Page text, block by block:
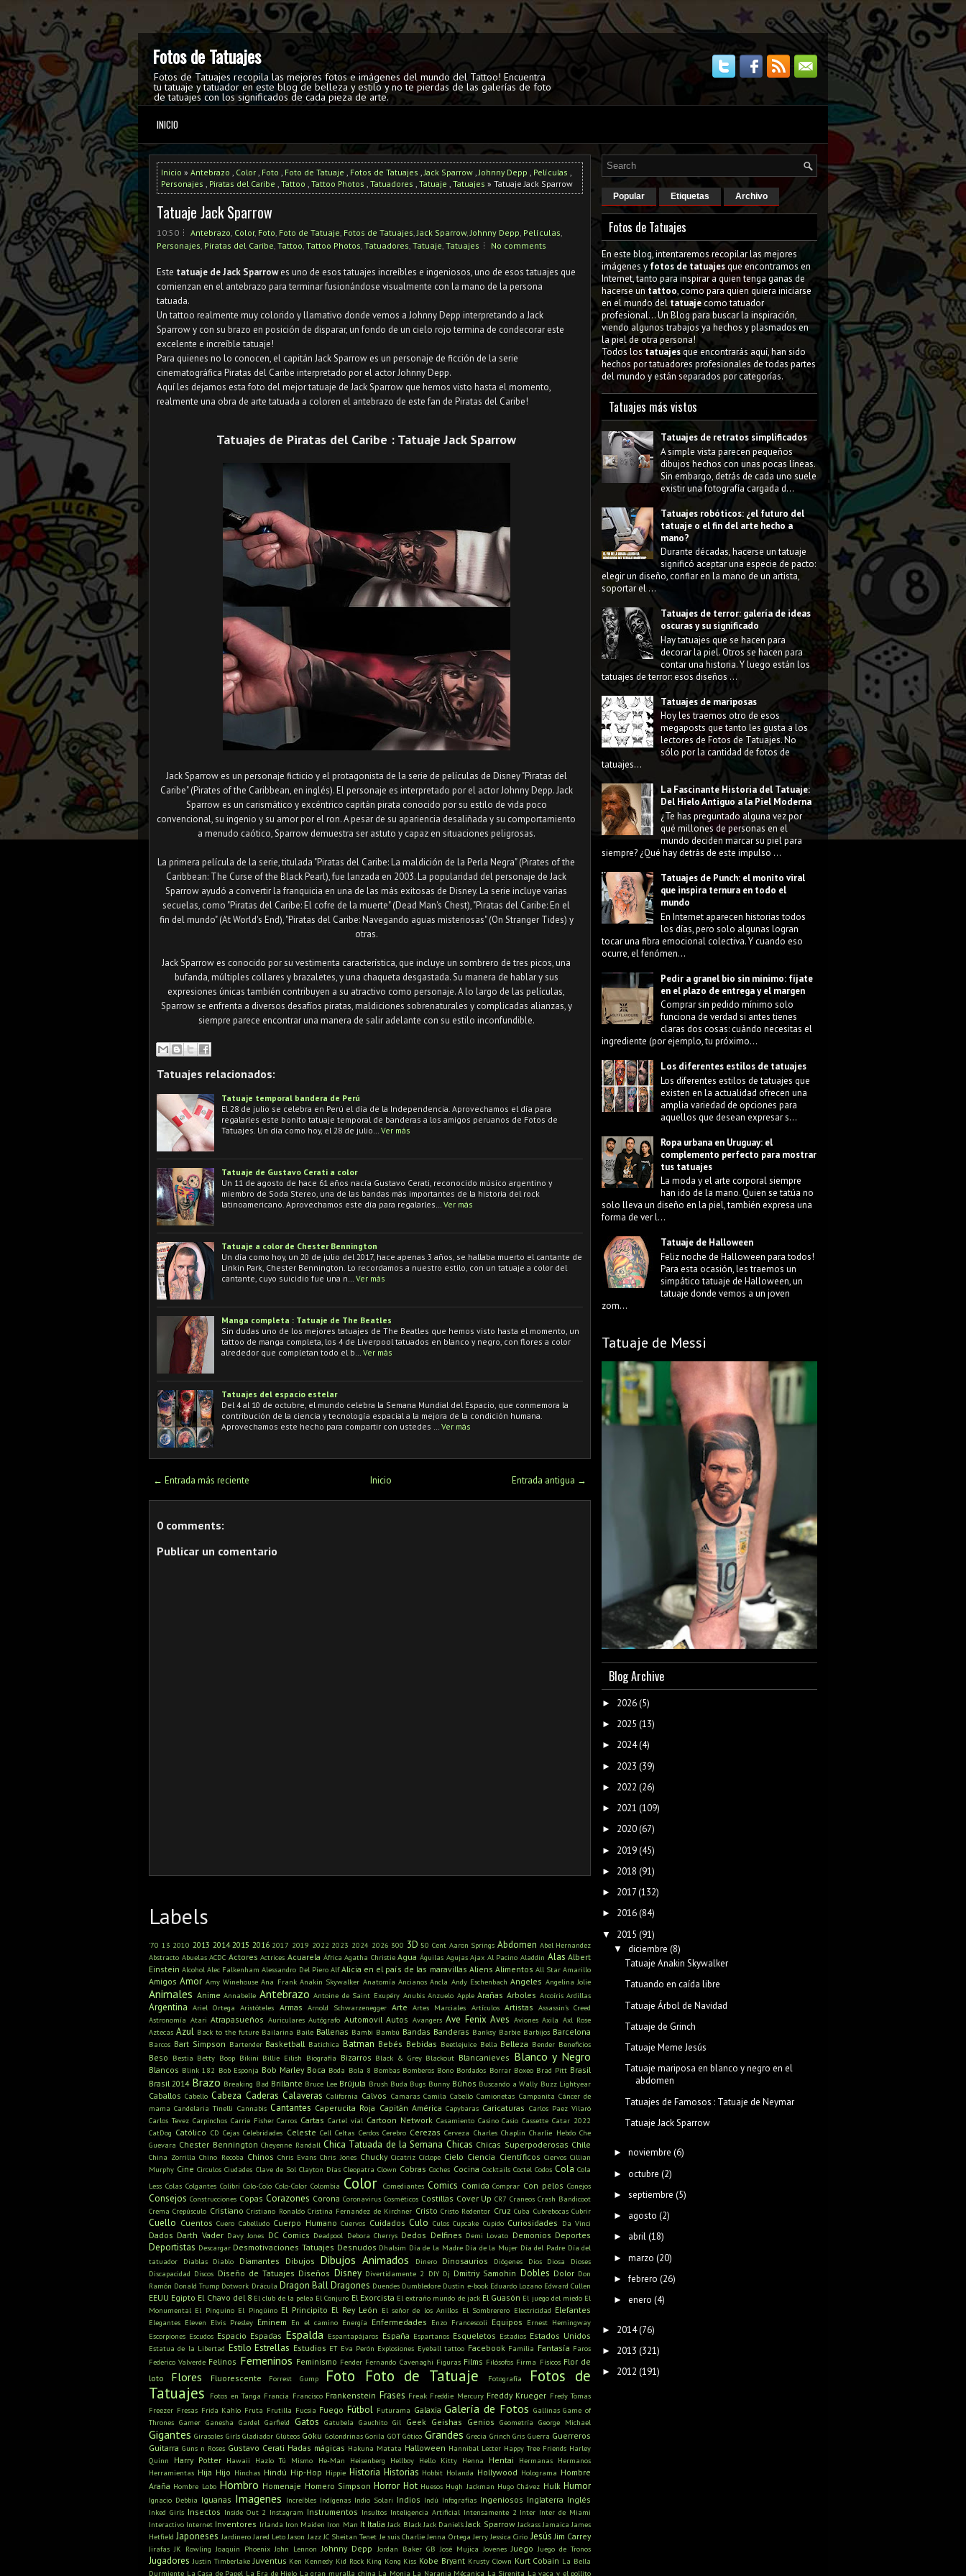
Fotos de Tatuajes
Fotos de Tatuajes recopila las mejores fotos e imágenes del mundo del Tattoo! Encuentra
tu tatuaje y tatuador en este blog de belleza y estilo y no te pierdas de las galerías de foto
de tatuajes con los significados de cada pieza de arte.
INICIO
Inicio » Antebrazo , Color , Foto , Foto de Tatuaje , Fotos de Tatuajes ,Jack Sparrow ,Johnny Depp , Películas ,
Personajes , Piratas del Caribe , Tattoo , Tattoo Photos , Tatuadores , Tatuaje , Tatuajes » Tatuaje Jack Sparrow
Tatuaje Jack Sparrow
10:50 Antebrazo, Color, Foto, Foto de Tatuaje, Fotos de Tatuajes,Jack Sparrow,Johnny Depp, Películas,
Personajes, Piratas del Caribe, Tattoo, Tattoo Photos, Tatuadores, Tatuaje, Tatuajes No comments
Este tatuaje de Jack Sparrowes uno de esos tatuajes increíbles e ingeniosos, uno de esos tatuajes que
comienzan en el antebrazo para terminar fusionándose visualmente con la mano de la persona
tatuada.
Un tattoo realmente muy colorido y llamativo donde vemos a Johnny Depp interpretando a Jack
Sparrow y con su brazo en posición de disparar, un fondo de un cielo rojo termina de condecorar este
excelente e increíble tatuaje!
Para quienes no lo conocen, el capitán Jack Sparrow es un personaje de ficción de la serie
cinematográfica Piratas del Caribe interpretado por el actor Johnny Depp.
Aquí les dejamos esta foto del mejor tatuaje de Jack Sparrow que hemos visto hasta el momento,
realmente una obra de arte tatuada a coloren el antebrazo de este fan de Piratas del Caribe!
Tatuajes de Piratas del Caribe : Tatuaje Jack Sparrow
Jack Sparrow es un personaje ficticio y el protagonista de la serie de películas de Disney "Piratas del
Caribe" (Pirates of the Caribbean, en inglés). El personaje es interpretado por el actor Johnny Depp. Jack
Sparrow es un carismático y excéntrico capitán pirata conocido por su estilo de vida poco
convencional, su ingenio y su amor por el ron. A pesar de su apariencia desaliñada y su comportamiento
a menudo caótico, Sparrow demuestra ser astuto y capaz en situaciones peligrosas.
La primera película de la serie, titulada "Piratas del Caribe: La maldición de la Perla Negra" (Pirates of the
Caribbean: The Curse of the Black Pearl), fue lanzada en 2003. La popularidad del personaje de Jack
Sparrow ayudó a convertir la franquicia en una de las más exitosas de Disney. La serie incluye varias
secuelas, como "Piratas del Caribe: El cofre de la muerte" (Dead Man's Chest), "Piratas del Caribe: En el
fin del mundo" (At World's End), "Piratas del Caribe: Navegando aguas misteriosas" (On Stranger Tides) y
otras.
Jack Sparrow es conocido por su vestimenta característica, que incluye un sombrero de tres picos, una
bufanda, múltiples collares y brazaletes, y una chaqueta desgastada. Su manera de hablar y sus
expresiones únicas también contribuyen a su atractivo como personaje. A lo largo de las películas,
Sparrow se enfrenta a diversos desafíos piratas, maldiciones sobrenaturales y complicadas alianzas, y
siempre parece encontrar una manera de salir adelante con su estilo inconfundible.
Tatuajes relacionados:
Tatuaje temporal bandera de Perú
El 28 de julio se celebra en Perú el día de la Independencia. Aprovechamos el día para
regalarles este bonito tatuaje temporal de banderas a los amigos peruanos de Fotos de
Tatuajes. Un día como hoy, el 28 de julio…
Ver más
Tatuaje de Gustavo Cerati a color
Un 11 de agosto de hace 61 años nacía Gustavo Cerati, reconocido músico argentino y
miembro de Soda Stereo, una de las bandas más importantes de la historia del rock
latinoamericano. Aprovechamos este día para regalarles…
Ver más
Tatuaje a color de Chester Bennington
Un día como hoy, un 20 de julio del 2017, hace apenas 3 años, se hallaba muerto el cantante de
Linkin Park, Chester Bennington. Lo recordamos a nuestro estilo, con un tatuaje a color del
cantante, cuyo suicidio fue una n…
Ver más
Manga completa : Tatuaje de The Beatles
Sin dudas uno de los mejores tatuajes de The Beatles que hemos visto hasta el momento, un
tattoo de manga completa, los 4 de Liverpool tatuados en blanco y negro, con flores a color
alrededor que completan todo el b…
Ver más
Tatuajes del espacio estelar
Del 4 al 10 de octubre, el mundo celebra la Semana Mundial del Espacio, que conmemora la
contribución de la ciencia y tecnología espacial a la mejora de la condición humana.
Aprovechamos este hecho para compartir con ustedes …
Ver más
← Entrada más reciente Entrada antigua →
Inicio
0 comments:
Publicar un comentario
Labels
'70 13 2010 2013 2014 2015 2016 2017 2019 2022 2023 2024 2026 300 3D 50 Cent Aaron Springs Abdomen Abel Hernandez
Abstracto Abuelas ACDC Actores Actrices Acuarela África Agatha Christie Agua Águilas Agujas Ajax Al Pacino Aladdin Alas Albert
Einstein Alcohol Alec Falkenham Alessandro Del Piero Alf Alicia en el país de las maravillas Aliens Alimentos All Star Amarillo
Amigos Amor Amy Winehouse Ana Frank Anakin Skywalker Anatomía Ancianos Ancla Andy Eschenbach Angeles Angelina Jolie
Animales Anime Annabelle Antebrazo Antoine de Saint Exupéry Anubis Anzuelo Apple Arañas Arboles Arcoíris Ardillas
Argentina Ariel Ortega Aristóteles Armas Arnold Schwarzenegger Arte Artes Marciales Artículos Artistas Assassin's Creed
Astronomía Atari Atrapasueños Auriculares Autógrafo Automovil Autos Avangers Ave Fenix Aves Aviones Axila Axl Rose
Aztecas Azul Back to the future Bailarina Baile Ballenas Bambi Bambú Bandas Banderas Banksy Barbie Barbijos Barcelona
Barcos Bart Simpson Bartender Basketball Batichica Batman Bebés Bebidas Beetlejuice Bella Belleza Bender Beneficios
Beso Bestia Betty Boop Bikini Billie Eilish Biografía Bizarros Black & Grey Blackout Blancanieves Blanco y Negro
Blancos Blink 182 Bob Esponja Bob Marley Boca Boda Bola 8 Bombas Bomberos Bono Bordados Borrar Boxeo Brad Pitt Brasil
Brasil 2014 Brazo Breaking Bad Brillante Bruce Lee Brújula Brush Buda Bugs Bunny Búhos Buscando a Wally Buzz Lightyear
Caballos Cabello Cabeza Caderas Calaveras California Calvos Camaras Camila Cabello Camionetas Campanita Cáncer de
mama Candelaria Tinelli Cannabis Cantantes Caperucita Roja Capitán América Capybaras Caricaturas Carlos Paez Vilaró
Carlos Tevez Carpinchos Carrie Fisher Carros Cartas Cartel víal Cartoon Network Casamiento Casino Casio Cassette Catar 2022
CatDog Católico CD Cejas Celebridades Celeste Cell Celtas Cerdos Cerebro Cerezas Cerveza Charles Chaplin Charlie Hebdo Che
Guevara Chester Bennington Cheyenne Randall Chica Tatuada de la Semana Chicas Chicas Superpoderosas Chile
China Zorrilla Chino Recoba Chinos Chris Evans Chris Jones Chucky Cicatriz Cíclope Cielo Ciencia Científicos Ciervos Cillian
Murphy Cine Circulos Ciudades Clave de Sol Clayton Días Cleopatra Clown Cobras Coches Cocina Cocktails Coctel Codos Cola Cola
Less Colas Colgantes Colibrí Colo-Colo Colo-Color Colombia Color Comediantes Comics Comida Comprar Con pelos Conejos
Consejos Construcciones Copas Corazones Corona Coronavirus Cosméticos Costillas Cover Up CR7 Craneos Crash Bandicoot
Crema Crepúsculo Cristiano Cristiano Ronaldo Cristina Fernandez de Kirchner Cristo Cristo Redentor Cruz Cuba Cubrebocas Cubrir
Cuello Cuentos Cuero Cabelludo Cuerpo Humano Cuervos Cuidados Culo Culos Cupcake Cupido Curiosidades Da Vinci
Dados Darth Vader Davy Jones DC Comics Deadpool Debora Cherrys Dedos Delfines Demi Lovato Demonios Deportes
Deportistas Descargar Desmotivaciones Tatuajes Desnudos Dhalsim Día de la Madre Día de la Mujer Día del Padre Día del
tatuador
Diablas Diablo Diamantes Dibujos Dibujos Animados Dinero Dinosaurios Diógenes Dios Diosa
Dioses
Discapacidad Discos Diseño de Tatuajes Diseños Disney Divertidamente 2 DIY Dj Dmitriy Samohin Dobles Dolor Don
Ramón Donald Trump Dotwork Drácula Dragon BallDragones Duendes Dumbledore Dustin e-book Eduardo Lozano Edward Cullen
EEUU Egipto El Chavo del 8 El club de la pelea El Conjuro El Exorcista El extraño mundo de jack El Guasón El juego del miedo El
Monumental El Pinguino El Pingüino El Principito El Rey León El señor de los Anillos El Sombrerero Electricidad Elefantes
Elegantes Eleven Elvis Presley Eminem En el camino Energía Enfermedades Enzo Francescoli Equipos Ernest Hemingway
Escorpiones Escudos Espacio Espadas Espalda Espantapájaros España Espartanos Esqueletos Estadios Estados Unidos
Estatua de la Libertad Estilo Estrellas Estudios ET Eva Perón Explosiones Eyeball tattoo Facebook Familia Fantasía Faros
Federico Valverde Felinos Femeninos Feminismo Fender Fernando Cavenaghi Figuras Films Filósofos Firma Físicos Flor de
loto
Flores Fluorescente Forrest Gump Foto Foto de Tatuaje Fotografía
Fotos de
Tatuajes
Fotos en Tanga Francia Francisco Frankenstein Frases Freak Freddie Mercury Freddy Krueger Fredy Tomas
Freezer Fresas Frida Kahlo Fruta Frutilla Fucsia Fuego Fútbol Futurama Galaxia Galería de Fotos Gallinas Game of
Thrones Gamer Ganesha Gardel Garfield Gatos Gatubela Gauchito Gil Geek Geishas Genios Geometría George Michael
Gigantes Girasoles Girls Gladiador Glúteos Goku Golondrinas Gorila GOT Gótico Grandes Grecia Grinch Gris Guerra Guerreros
Guitarra Guns n Roses Gustavo Cerati Hadas mágicas Hakuna Matata Halloween Hannibal Lecter Happy Tree Friends Harley
Quinn
Harry Potter Hawaii Hazlo Tú Mismo He-Man Heisenberg Hellboy Hello Kitty Henna Hentai Hermanas Hermanos
Herramientas Hija Hijo Hinchas Hindú Hip-Hop Hippie Historia Historias Hobbit Holanda Hollywood Holograma Hombre
Araña Hombre Lobo Hombro Homenaje Homero Simpson Horror Hot Huesos Hugh Jackman Hugo Chávez Hulk Humor
Ignacio Debbia Iguanas Imagenes Increíbles Indígenas Indio Solari Indios Indú Infografías Ingeniosos Inglaterra Inglés
Inked Girls Insectos Inside Out 2 Instagram Instrumentos Insultos Inteligencia Artificial Intensamente 2 Inter Inter de Miami
Interactivo Internet Inventores Irlanda Iron Maiden Iron Man It Italia Jack Black Jack Daniel's Jack Sparrow Jackass Jamaica James
Hetfield Japoneses Jardinero Jared Leto Jason Jazz JC Sheitan Tenet Je suis Charlie Jenna Ortega Jerry Jessica Cirio Jesús Jim Carrey
Jirafas JK Rowling Joaquin Phoenix John Lennon Johnny Depp Jordan Baker GB José Mujica Jovenes Juego Juego de Tronos
Jugadores Justin Timberlake Juventus Ken Kennedy Kid Rock King Kong Kiss Kobe Bryant Krusty Clown Kurt Cobain La Bella
Durmiente La Casa de Papel La Era de Hielo La gran muralla china La Monja La Naranja Mécanica La Sirenita La vaca y el pollito
Popular Etiquetas Archivo
Fotos de Tatuajes
En este blog, intentaremos recopilar las mejores
imágenes y fotos de tatuajesque encontramos en
Internet, tanto para inspirar a quien tenga ganas de
hacerse un tattoo, como para quien quiera iniciarse
en el mundo del tatuajecomo tatuador
profesional... Un Blog para buscar la inspiración,
viendo algunos trabajos ya hechos y plasmados en
la piel de otra persona!
Todos los tatuajesque encontrarás aquí, han sido
hechos por tatuadores profesionales de todas partes
del mundo y están separados por categorías.
Tatuajes más vistos
Tatuajes de retratos simplificados
A simple vista parecen pequeños
dibujos hechos con unas pocas líneas.
Sin embargo, detrás de cada uno suele
existir una fotografía cargada d...
Tatuajes robóticos: ¿el futuro del
tatuaje o el fin del arte hecho a
mano?
Durante décadas, hacerse un tatuaje
significó aceptar una especie de pacto:
elegir un diseño, confiar en la mano de un artista,
soportar el ...
Tatuajes de terror: galería de ideas
oscuras y su significado
Hay tatuajes que se hacen para
decorar la piel. Otros se hacen para
contar una historia. Y luego están los
tatuajes de terror: esos diseños ...
Tatuajes de mariposas
Hoy les traemos otro de esos
megaposts que tanto les gusta a los
lectores de Fotos de Tatuajes. No
sólo por la cantidad de fotos de
tatuajes...
La Fascinante Historia del Tatuaje:
Del Hielo Antiguo a la Piel Moderna
¿Te has preguntado alguna vez por
qué millones de personas en el
mundo deciden marcar su piel para
siempre? ¿Qué hay detrás de este impulso ...
Tatuajes de Punch: el monito viral
que inspira ternura en todo el
mundo
En Internet aparecen historias todos
los días, pero solo algunas logran
tocar una fibra emocional colectiva. Y cuando eso
ocurre, el fenómen...
Pedir a granel bio sin mínimo: fíjate
en el plazo de entrega y el margen
Comprar sin pedido mínimo solo
funciona de verdad si antes tienes
claras dos cosas: cuándo necesitas el
ingrediente (por ejemplo, tu próximo...
Los diferentes estilos de tatuajes
Los diferentes estilos de tatuajes que
existen en la actualidad ofrecen una
amplia variedad de opciones para
aquellos que desean expresar s...
Ropa urbana en Uruguay: el
complemento perfecto para mostrar
tus tatuajes
La moda y el arte corporal siempre
han ido de la mano. Quien se tatúa no
solo lleva un diseño en la piel, también expresa una
forma de ver l...
Tatuaje de Halloween
Feliz noche de Halloween para todos!
Para esta ocasión, les traemos un
simpático tatuaje de Halloween, un
tatuaje donde vemos a un joven
zom...
Tatuaje de Messi
Blog Archive
► 2026(5)
► 2025 (13)
► 2024(4)
► 2023 (39)
► 2022 (26)
► 2021 (109)
► 2020(67)
► 2019(45)
► 2018 (91)
► 2017(132)
► 2016(84)
▼ 2015 (91)
▼ diciembre (8)
Tatuaje Anakin Skywalker
Tatuando en caída libre
Tatuaje Árbol de Navidad
Tatuaje de Grinch
Tatuaje Meme Jesús
Tatuaje mariposa en blanco y negro en el
abdomen
Tatuajes de Famosos : Tatuaje de Neymar
Tatuaje Jack Sparrow
► noviembre (6)
► octubre (2)
► septiembre (5)
► agosto (2)
► abril (18)
► marzo (20)
►febrero (26)
► enero (4)
► 2014(76)
► 2013 (321)
► 2012 (191)